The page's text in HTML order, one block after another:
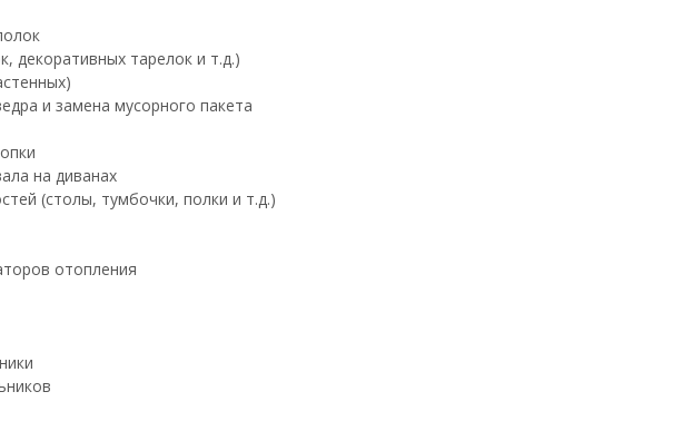
декоративных тарелок и т.д.)
и замена мусорного пакета
на диванах
(столы, тумбочки, полки и т.д.)
отопления